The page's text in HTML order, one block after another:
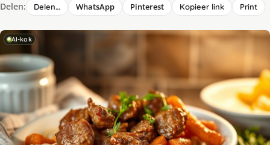
Delen: Delen… WhatsApp Pinterest Kopieer link Print
AI-kok